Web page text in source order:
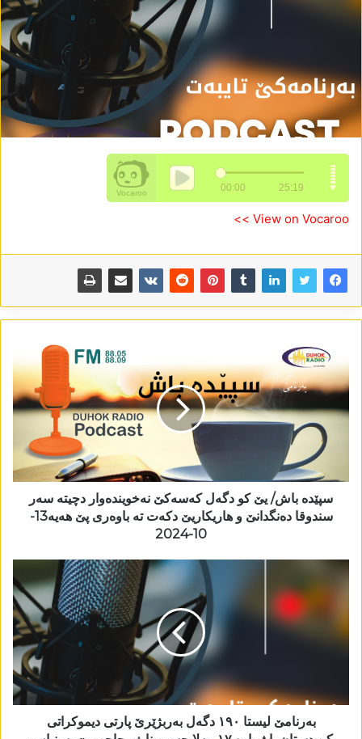
View on Vocaroo >>
سپێدە باش/ یێ کو دگەل کەسەکێ نەخویندەوار دچیتە سەر
سندوقا دەنگدانێ و ھاریکاریێ دکەت تە باوەری پێ ھەیە13-
10-2024
بەرنامێ لیستا ١٩٠ دگەل بەربژێرێ پارتی دیموکراتی